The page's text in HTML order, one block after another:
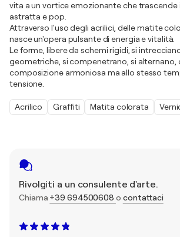
Rivolgiti a un consulente d'arte.
Chiama +39 694500608 o contattaci
vita a un vortice emozionante che trascende
astratta e pop.
Attraverso l'uso degli acrilici, delle matite
nasce un'opera pulsante di energia e vitalità.
Le forme, libere da schemi rigidi, si
geometriche, si compenetrano, si alternano,
composizione armoniosa ma allo stesso
tensione.
Acrilico Graffiti Matita colorata